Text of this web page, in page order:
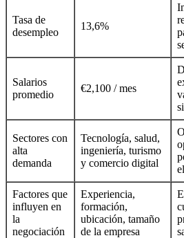
Tasa de
desempleo
13,6%
Salarios
promedio
€2,100 / mes
Sectores con
alta
demanda
Tecnología, salud,
ingeniería, turismo
y comercio digital
Factores que
influyen en
la
negociación
Experiencia,
formación,
ubicación, tamaño
de la empresa